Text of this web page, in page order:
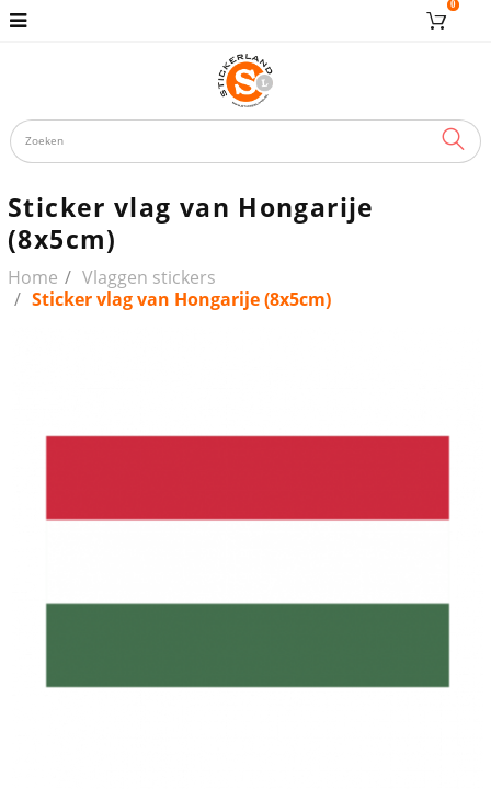
0
Sticker vlag van Hongarije
(8x5cm)
Home
Vlaggen stickers
Sticker vlag van Hongarije (8x5cm)